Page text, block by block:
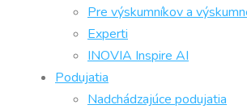
Pre výskumníkov a
Experti
INOVIA Inspire AI
Podujatia
Nadchádzajúce podujatia